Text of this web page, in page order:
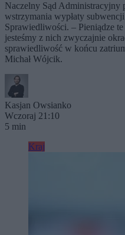
Naczelny Sąd Administracyjny
wstrzymania wypłaty
Sprawiedliwości. – Pieniądze
jesteśmy z nich zwyczajnie
sprawiedliwość w końcu
Michał Wójcik.
Kasjan Owsianko
Wczoraj 21:10
5 min
Kraj